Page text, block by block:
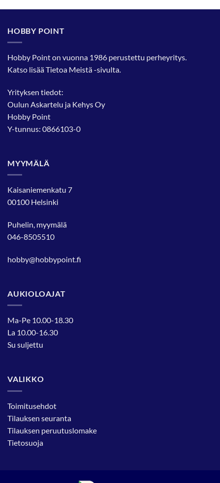
HOBBY POINT
Hobby Point on vuonna 1986 perustettu perheyritys.
Katso lisääTietoa Meistä-sivulta.
Yrityksen tiedot:
Oulun Askartelu ja Kehys Oy
Hobby Point
Y-tunnus: 0866103-0
MYYMÄLÄ
Kaisaniemenkatu 7
00100 Helsinki
Puhelin, myymälä
046-8505510
hobby@hobbypoint.fi
AUKIOLOAJAT
Ma-Pe 10.00-18.30
La 10.00-16.30
Su suljettu
VALIKKO
Toimitusehdot
Tilauksen seuranta
Tilauksen peruutuslomake
Tietosuoja